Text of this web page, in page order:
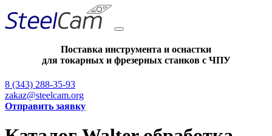
Поставка инструмента и оснастки
для токарных и фрезерных станков с ЧПУ
8 (343) 288-35-93
zakaz@steelcam.org
Отправить заявку